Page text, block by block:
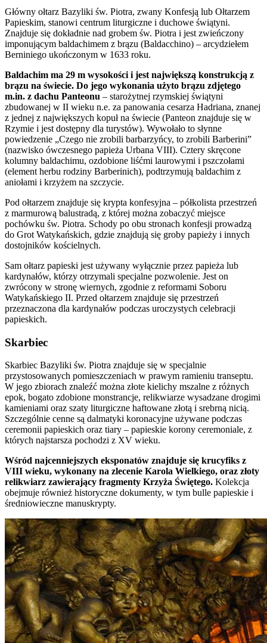
Główny ołtarz Bazyliki św. Piotra, zwany Konfesją lub Ołtarzem
Papieskim, stanowi centrum liturgiczne i duchowe świątyni.
Znajduje się dokładnie nad grobem św. Piotra i jest zwieńczony
imponującym baldachimem z brązu (Baldacchino) – arcydziełem
Berniniego ukończonym w 1633 roku.
Baldachim ma 29 m wysokości i jest największą konstrukcją z
brązu na świecie. Do jego wykonania użyto brązu zdjętego
m.in. z dachu Panteonu – starożytnej rzymskiej świątyni
zbudowanej w II wieku n.e. za panowania cesarza Hadriana, znanej
z jednej z największych kopuł na świecie (Panteon znajduje się w
Rzymie i jest dostępny dla turystów). Wywołało to słynne
powiedzenie „Czego nie zrobili barbarzyńcy, to zrobili Barberini”
(nazwisko ówczesnego papieża Urbana VIII). Cztery skręcone
kolumny baldachimu, ozdobione liśćmi laurowymi i pszczołami
(element herbu rodziny Barberinich), podtrzymują baldachim z
aniołami i krzyżem na szczycie.
Pod ołtarzem znajduje się krypta konfesyjna – półkolista przestrzeń
z marmurową balustradą, z której można zobaczyć miejsce
pochówku św. Piotra. Schody po obu stronach konfesji prowadzą
do Grot Watykańskich, gdzie znajdują się groby papieży i innych
dostojników kościelnych.
Sam ołtarz papieski jest używany wyłącznie przez papieża lub
kardynałów, którzy otrzymali specjalne pozwolenie. Jest on
zwrócony w stronę wiernych, zgodnie z reformami Soboru
Watykańskiego II. Przed ołtarzem znajduje się przestrzeń
przeznaczona dla kardynałów podczas uroczystych celebracji
papieskich.
Skarbiec
Skarbiec Bazyliki św. Piotra znajduje się w specjalnie
przystosowanych pomieszczeniach w prawym ramieniu transeptu.
W jego zbiorach znaleźć można złote kielichy mszalne z różnych
epok, bogato zdobione monstrancje, relikwiarze wysadzane drogimi
kamieniami oraz szaty liturgiczne haftowane złotą i srebrną nicią.
Szczególnie cenne są dalmatyki koronacyjne używane podczas
ceremonii papieskich oraz tiary – papieskie korony ceremoniale, z
których najstarsza pochodzi z XV wieku.
Wśród najcenniejszych eksponatów znajduje się krucyfiks z
VIII wieku, wykonany na zlecenie Karola Wielkiego, oraz złoty
relikwiarz zawierający fragmenty Krzyża Świętego. Kolekcja
obejmuje również historyczne dokumenty, w tym bulle papieskie i
średniowieczne manuskrypty.